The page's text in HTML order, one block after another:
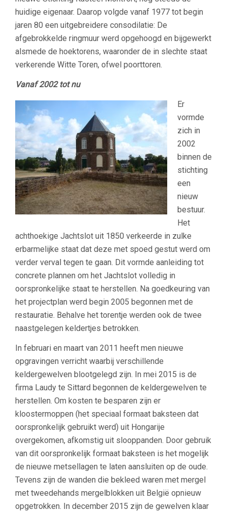
huidige eigenaar. Daarop volgde vanaf 1977 tot begin
jaren 80 een uitgebreidere consodilatie: De
afgebrokkelde ringmuur werd opgehoogd en bijgewerkt
alsmede de hoektorens, waaronder de in slechte staat
verkerende Witte Toren, ofwel poorttoren.
Vanaf 2002 tot nu
Er
vormde
zich in
2002
binnen de
stichting
een
nieuw
bestuur.
Het
achthoekige Jachtslot uit 1850 verkeerde in zulke
erbarmelijke staat dat deze met spoed gestut werd om
verder verval tegen te gaan. Dit vormde aanleiding tot
concrete plannen om het Jachtslot volledig in
oorspronkelijke staat te herstellen. Na goedkeuring van
het projectplan werd begin 2005 begonnen met de
restauratie. Behalve het torentje werden ook de twee
naastgelegen keldertjes betrokken.
In februari en maart van 2011 heeft men nieuwe
opgravingen verricht waarbij verschillende
keldergewelven blootgelegd zijn. In mei 2015 is de
firma Laudy te Sittard begonnen de keldergewelven te
herstellen. Om kosten te besparen zijn er
kloostermoppen (het speciaal formaat baksteen dat
oorspronkelijk gebruikt werd) uit Hongarije
overgekomen, afkomstig uit slooppanden. Door gebruik
van dit oorspronkelijk formaat baksteen is het mogelijk
de nieuwe metsellagen te laten aansluiten op de oude.
Tevens zijn de wanden die bekleed waren met mergel
met tweedehands mergelblokken uit België opnieuw
opgetrokken. In december 2015 zijn de gewelven klaar